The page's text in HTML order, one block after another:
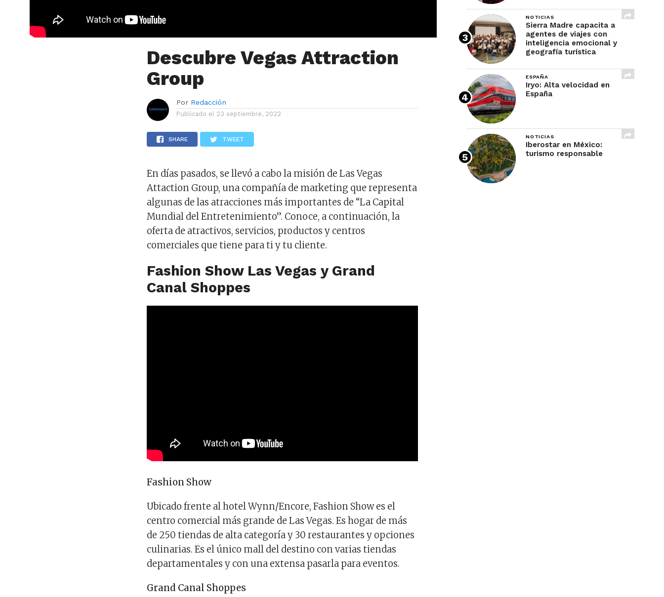
Descubre Vegas Attraction
Group
Por Redacción
Publicado el 23 septiembre, 2022
SHARE TWEET
En días pasados, se llevó a cabo la misión de Las Vegas
Attaction Group, una compañía de marketing que representa
algunas de las atracciones más importantes de “La Capital
Mundial del Entretenimiento”. Conoce, a continuación, la
oferta de atractivos, servicios, productos y centros
comerciales que tiene para ti y tu cliente.
Fashion Show Las Vegas y Grand
Canal Shoppes
Fashion Show
Ubicado frente al hotel Wynn/Encore, Fashion Show es el
centro comercial más grande de Las Vegas. Es hogar de más
de 250 tiendas de alta categoría y 30 restaurantes y opciones
culinarias. Es el único mall del destino con varias tiendas
departamentales y con una extensa pasarla para eventos.
Grand Canal Shoppes
NOTICIAS
Sierra Madre capacita a
agentes de viajes con
inteligencia emocional y
geografía turística
ESPAÑA
Iryo: Alta velocidad en
España
NOTICIAS
Iberostar en México:
turismo responsable